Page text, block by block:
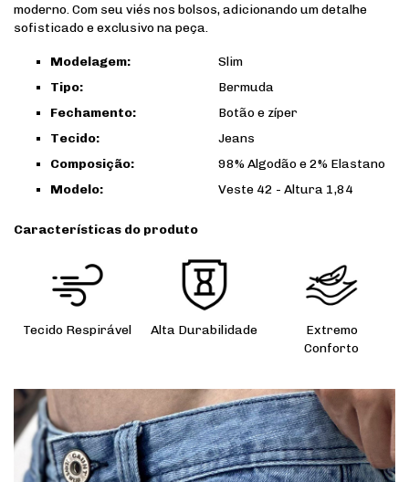
moderno. Com seu viés nos bolsos, adicionando um detalhe
sofisticado e exclusivo na peça.
Modelagem:
Slim
Tipo:
Bermuda
Fechamento:
Botão e zíper
Tecido:
Jeans
Composição:
98% Algodão e 2% Elastano
Modelo:
Veste 42 - Altura 1,84
Características do produto
Tecido Respirável Alta Durabilidade
Extremo
Conforto